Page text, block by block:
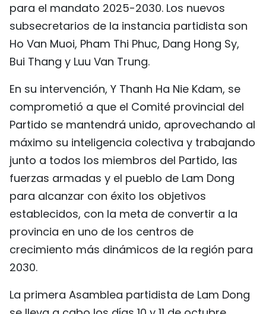
para el mandato 2025-2030. Los nuevos
subsecretarios de la instancia partidista son
Ho Van Muoi, Pham Thi Phuc, Dang Hong Sy,
Bui Thang y Luu Van Trung.
En su intervención, Y Thanh Ha Nie Kdam, se
comprometió a que el Comité provincial del
Partido se mantendrá unido, aprovechando al
máximo su inteligencia colectiva y trabajando
junto a todos los miembros del Partido, las
fuerzas armadas y el pueblo de Lam Dong
para alcanzar con éxito los objetivos
establecidos, con la meta de convertir a la
provincia en uno de los centros de
crecimiento más dinámicos de la región para
2030.
La primera Asamblea partidista de Lam Dong